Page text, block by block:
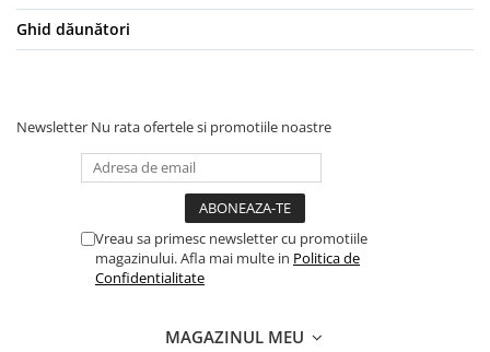
Fungicide
GRÂU DE TOAMNĂ
Fungicide
Insecticide
Biostimulatori
Dezinfectant sol
Regulatori de creștere
Insecticide
Fertilizanți foliari
Insecticide
ORZOAICĂ
Tratament semințe
Ghid dăunători
Newsletter Nu rata ofertele si promotiile noastre
Vreau sa primesc newsletter cu promotiile
magazinului. Afla mai multe in Politica de
Confidentialitate
MAGAZINUL MEU